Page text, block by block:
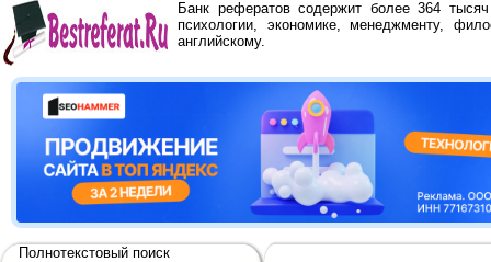
Банк рефератов содержит более 364
психологии, экономике, менеджменту,
английскому.
Полнотекстовый поиск